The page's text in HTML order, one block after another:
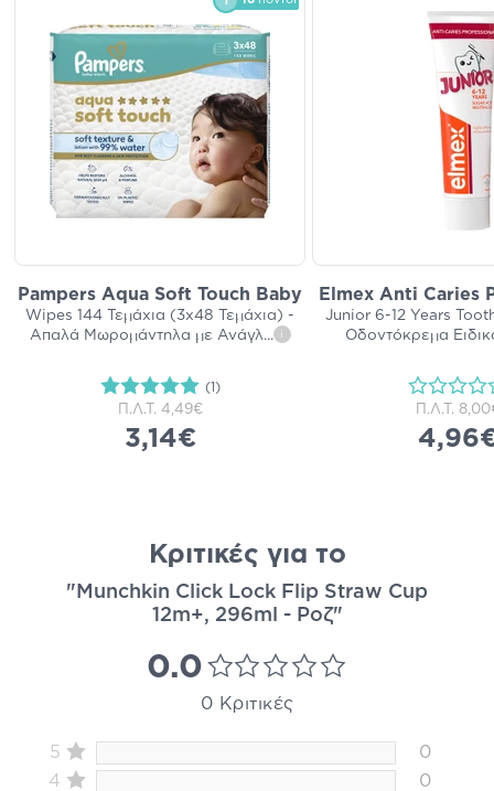
Pampers Aqua Soft Touch Baby
Wipes 144 Τεμάχια (3x48 Τεμάχια) -
Απαλά Μωρομάντηλα με Ανάγλ... i
(1)
Π.Λ.Τ. 4,49€
3,14€
Elmex Anti Caries
Junior 6-12 Years
Οδοντόκρεμα
Π.Λ.Τ.
Κριτικές για το
"Munchkin Click Lock Flip Straw Cup
12m+, 296ml - Ροζ"
0.0
0 Κριτικές
5
0
4
0